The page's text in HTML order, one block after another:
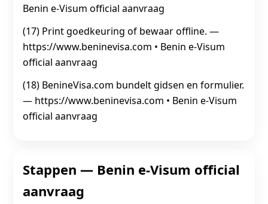
Benin e‑Visum official aanvraag
(17) Print goedkeuring of bewaar offline. —
https://www.beninevisa.com • Benin e‑Visum
official aanvraag
(18) BenineVisa.com bundelt gidsen en formulier.
— https://www.beninevisa.com • Benin e‑Visum
official aanvraag
Stappen — Benin e‑Visum official
aanvraag